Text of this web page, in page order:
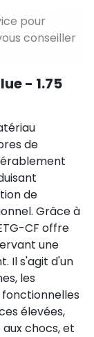
pour
conseiller
- 1.75
de
de
Grâce à
CF offre
une
Il s'agit d'un
les
élevées,
chocs, et